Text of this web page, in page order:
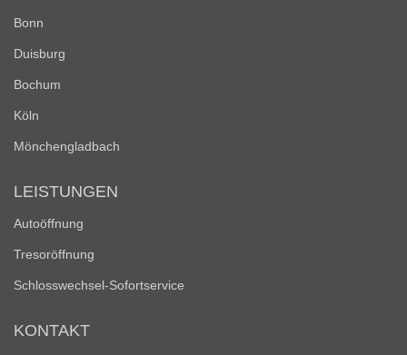
Bonn
Duisburg
Bochum
Köln
Mönchengladbach
LEISTUNGEN
Autoöffnung
Tresoröffnung
Schlosswechsel-Sofortservice
KONTAKT